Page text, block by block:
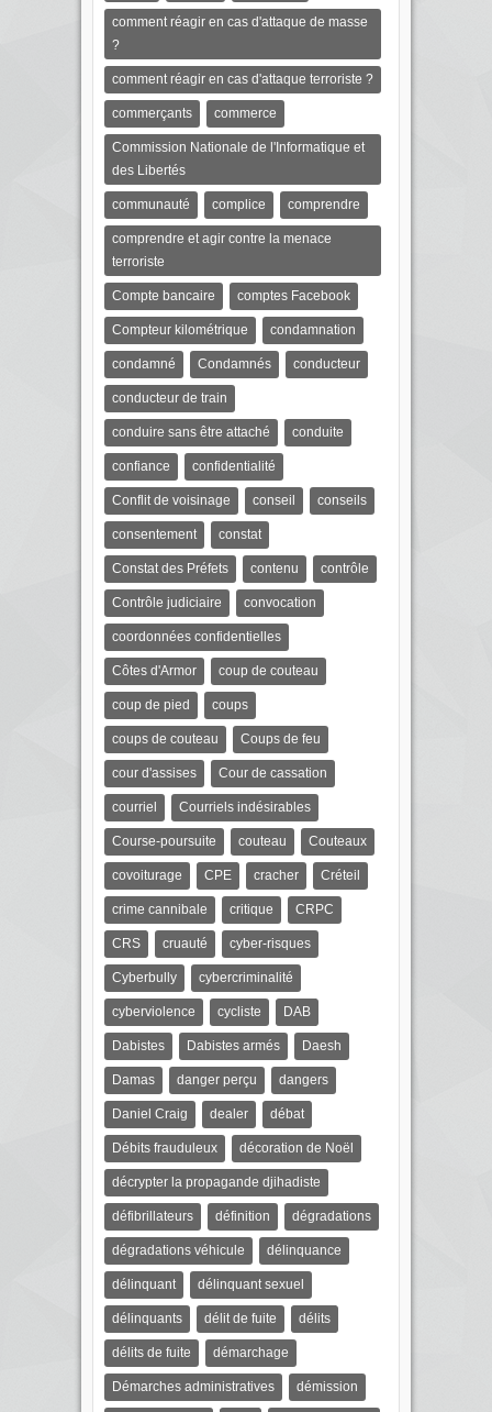
comment réagir en cas d'attaque de masse
?
comment réagir en cas d'attaque terroriste ?
commerçants commerce
Commission Nationale de l'Informatique et
des Libertés
communauté complice comprendre
comprendre et agir contre la menace
terroriste
Compte bancaire comptes Facebook
Compteur kilométrique condamnation
condamné Condamnés conducteur
conducteur de train
conduire sans être attaché conduite
confiance confidentialité
Conflit de voisinage conseil conseils
consentement constat
Constat des Préfets contenu contrôle
Contrôle judiciaire convocation
coordonnées confidentielles
Côtes d'Armor coup de couteau
coup de pied coups
coups de couteau Coups de feu
cour d'assises Cour de cassation
courriel Courriels indésirables
Course-poursuite couteau Couteaux
covoiturage CPE cracher Créteil
crime cannibale critique CRPC
CRS cruauté cyber-risques
Cyberbully cybercriminalité
cyberviolence cycliste DAB
Dabistes Dabistes armés Daesh
Damas danger perçu dangers
Daniel Craig dealer débat
Débits frauduleux décoration de Noël
décrypter la propagande djihadiste
défibrillateurs définition dégradations
dégradations véhicule délinquance
délinquant délinquant sexuel
délinquants délit de fuite délits
délits de fuite démarchage
Démarches administratives démission